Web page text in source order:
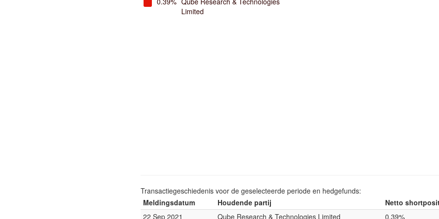
Limited
Transactiegeschiedenis voor de geselecteerde periode en hedgefunds:
Meldingsdatum
Houdende partij
Netto
22 Sep 2021
Qube Research & Technologies Limited 0.39%